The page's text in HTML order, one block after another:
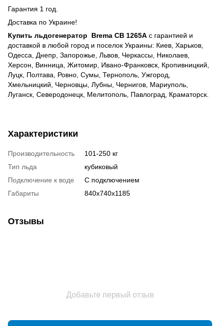
Гарантия 1 год.
Доставка по Украине!
Купить льдогенератор Brema CB 1265A с гарантией и
доставкой в любой город и поселок Украины: Киев, Харьков,
Одесса, Днепр, Запорожье, Львов, Черкассы, Николаев,
Херсон, Винница, Житомир, Ивано-Франковск, Кропивницкий,
Луцк, Полтава, Ровно, Сумы, Тернополь, Ужгород,
Хмельницкий, Черновцы, Лубны, Чернигов, Мариуполь,
Луганск, Северодонецк, Мелитополь, Павлоград, Краматорск.
Характеристики
Производительность
101-250 кг
Тип льда
кубиковый
Подключение к воде
С подключением
Габариты
840х740х1185
Отзывы
Добавьте первый отзыв